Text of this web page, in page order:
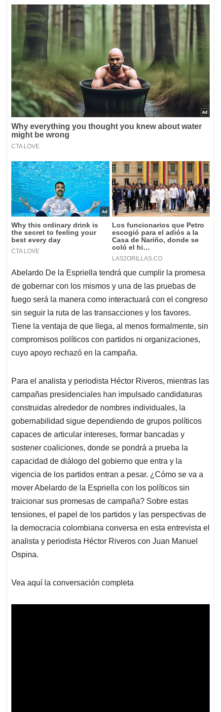
Abelardo De la Espriella tendrá que cumplir la promesa
de gobernar con los mismos y una de las pruebas de
fuego será la manera como interactuará con el congreso
sin seguir la ruta de las transacciones y los favores.
Tiene la ventaja de que llega, al menos formalmente, sin
compromisos políticos con partidos ni organizaciones,
cuyo apoyo rechazó en la campaña.
Para el analista y periodista Héctor Riveros, mientras las
campañas presidenciales han impulsado candidaturas
construidas alrededor de nombres individuales, la
gobernabilidad sigue dependiendo de grupos políticos
capaces de articular intereses, formar bancadas y
sostener coaliciones, donde se pondrá a prueba la
capacidad de diálogo del gobierno que entra y la
vigencia de los partidos entran a pesar. ¿Cómo se va a
mover Abelardo de la Espriella con los políticos sin
traicionar sus promesas de campaña? Sobre estas
tensiones, el papel de los partidos y las perspectivas de
la democracia colombiana conversa en esta entrevista el
analista y periodista Héctor Riveros con Juan Manuel
Ospina.
Vea aquí la conversación completa